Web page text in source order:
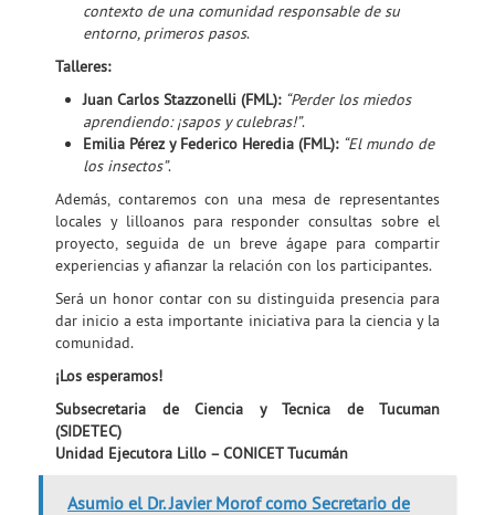
contexto de una comunidad responsable de su
entorno, primeros pasos.
Talleres:
Juan Carlos Stazzonelli (FML): “Perder los miedos
aprendiendo: ¡sapos y culebras!”.
Emilia Pérez y Federico Heredia (FML): “El mundo de
los insectos”.
Además, contaremos con una mesa de representantes
locales y lilloanos para responder consultas sobre el
proyecto, seguida de un breve ágape para compartir
experiencias y afianzar la relación con los participantes.
Será un honor contar con su distinguida presencia para
dar inicio a esta importante iniciativa para la ciencia y la
comunidad.
¡Los esperamos!
Subsecretaria de Ciencia y Tecnica de Tucuman
(SIDETEC)
Unidad Ejecutora Lillo – CONICET Tucumán
Asumio el Dr. Javier Morof como Secretario de